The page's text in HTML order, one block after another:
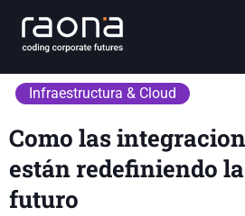
Infraestructura & Cloud
Como las
están redefiniendo
futuro